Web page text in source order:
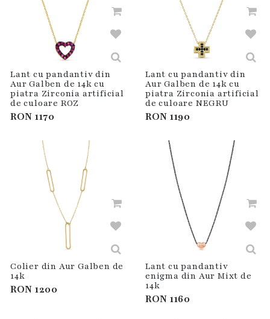
Lant cu pandantiv din
Aur Galben de 14k cu
piatra Zirconia artificial
de culoare ROZ
RON1170
Lant cu pandantiv din
Aur Galben de 14k cu
piatra Zirconia artificial
de culoare NEGRU
RON1190
Colier din Aur Galben de
14k
RON1200
Lant cu pandantiv
enigma din Aur Mixt de
14k
RON1160